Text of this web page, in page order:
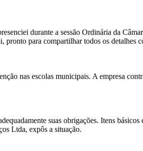
durante a sessão Ordinária da
pronto para compartilhar todos os detalhes
nas escolas municipais. A empresa
suas obrigações. Itens
Ltda, expôs a situação.